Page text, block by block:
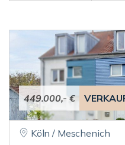
449.000,- €
Köln / Meschenich